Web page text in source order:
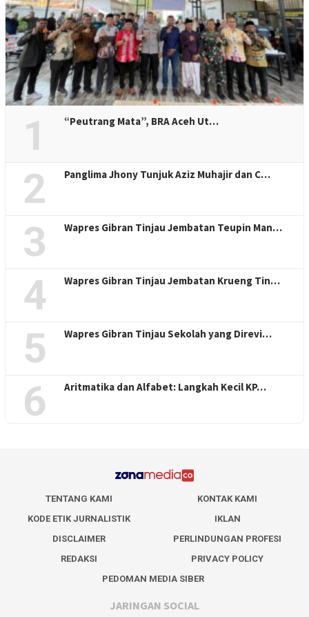
1 “Peutrang Mata”, BRA Aceh Ut…
2 Panglima Jhony Tunjuk Aziz Muhajir dan C…
3 Wapres Gibran Tinjau Jembatan Teupin Man…
4 Wapres Gibran Tinjau Jembatan Krueng Tin…
5 Wapres Gibran Tinjau Sekolah yang Direvi…
6 Aritmatika dan Alfabet: Langkah Kecil KP…
TENTANG KAMI
KONTAK KAMI
KODE ETIK JURNALISTIK
IKLAN
DISCLAIMER
PERLINDUNGAN PROFESI
REDAKSI
PRIVACY POLICY
PEDOMAN MEDIA SIBER
JARINGAN SOCIAL